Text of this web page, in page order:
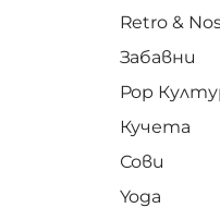
Retro &
Забавни
Pop
Кучета
Сови
Yoga